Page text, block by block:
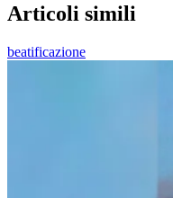
Articoli simili
beatificazione